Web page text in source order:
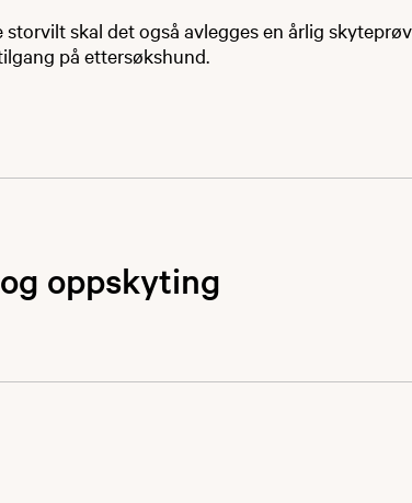
storvilt skal det også avlegges en årlig
på ettersøkshund.
oppskyting